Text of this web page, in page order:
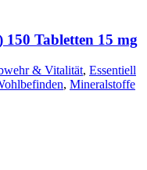
Tabletten 15 mg
& Vitalität, Essentiell
, Mineralstoffe